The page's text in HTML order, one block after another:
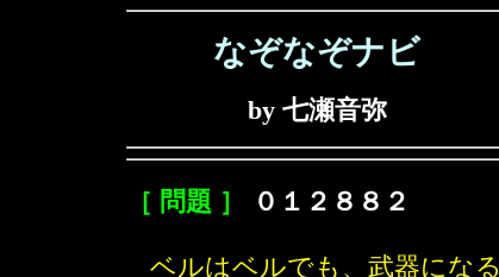
なぞなぞナビ
by 七瀬音弥
［ 問題 ］ ０１２８８２
ベルはベルでも、武器になる